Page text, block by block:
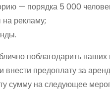
— порядка 5 000
рекламу;
поблагодарить
внести предоплату за
сумму на следующее